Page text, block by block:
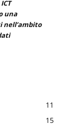
una
nell’ambito
11
15